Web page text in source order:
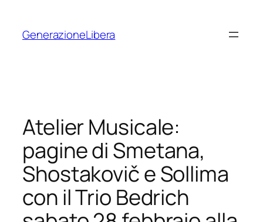
contenuto
GenerazioneLibera
Atelier Musicale:
pagine di Smetana,
Shostakovič e Sollima
con il Trio Bedrich